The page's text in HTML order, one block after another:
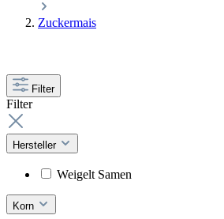
Zuckermais
Filter
Filter
Hersteller
Weigelt Samen
Korn